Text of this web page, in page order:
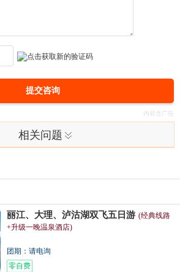
提交咨询
相关问题
丽江、大理、泸沽湖双飞五日游 (经典线路
+升级一晚温泉酒店)
团期：请电询
零自费